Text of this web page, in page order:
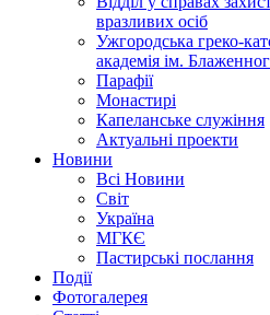
вразливих осіб
Ужгородська греко-
академія ім.
Парафії
Монастирі
Капеланське служіння
Актуальні проекти
Новини
Всі Новини
Світ
Україна
МГКЄ
Пастирські послання
Події
Фотогалерея